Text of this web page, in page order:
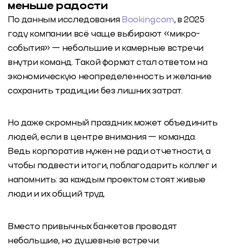
меньше радости
По данным исследования Booking.com, в 2025
году компании всё чаще выбирают «микро-
события» — небольшие и камерные встречи
внутри команд. Такой формат стал ответом на
экономическую неопределенность и желание
сохранить традиции без лишних затрат.
Но даже скромный праздник может объединить
людей, если в центре внимания — команда.
Ведь корпоратив нужен не ради отчетности, а
чтобы подвести итоги, поблагодарить коллег и
напомнить: за каждым проектом стоят живые
люди и их общий труд.
Вместо привычных банкетов проводят
небольшие, но душевные встречи: